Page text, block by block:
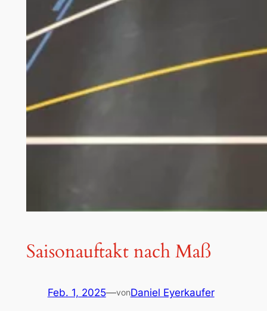
Saisonauftakt nach Maß
Feb. 1, 2025—vonDaniel Eyerkaufer